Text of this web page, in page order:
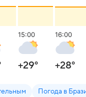
15:00
+29°
16:00
+28°
Погода в